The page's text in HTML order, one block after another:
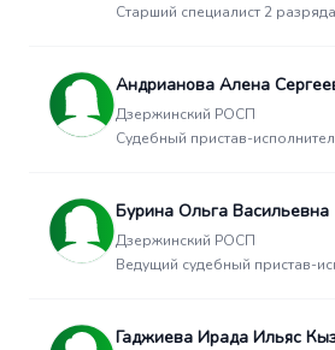
Старший специалист 2 разряда
Андрианова Алена
Дзержинский РОСП
Судебный пристав-
Бурина Ольга Васильевна
Дзержинский РОСП
Ведущий судебный пристав-
Гаджиева Ирада Ильяс